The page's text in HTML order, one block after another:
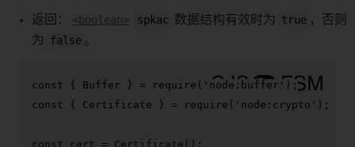
返回： <boolean> spkac 数据结构有效时为 true ，否则
为
false 。
const { Buffer } = require ( 'node:buffer'
const { Certificate } = require ( 'node:crypto' );
const cert = Certificate